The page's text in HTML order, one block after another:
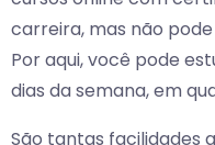
carreira, mas não
Por aqui, você pode
dias da semana, em
São tantas facilidades